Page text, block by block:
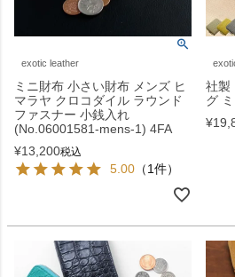
exotic leather
ミニ財布 小さい財布 メンズ ヒ
マラヤ クロコダイル ラウンド
ファスナー 小銭入れ
(No.06001581-mens-1) 4FA
¥13,200税込
5.00 （1件）
社製
グ
¥